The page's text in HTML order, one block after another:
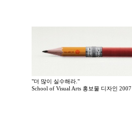
"더 많이 실수해라."
School of Visual Arts 홍보물 디자인 2007